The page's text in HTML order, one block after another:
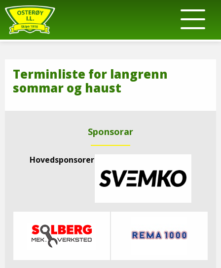
Terminliste for langrenn
sommar og haust
Sponsorar
Hovedsponsorer